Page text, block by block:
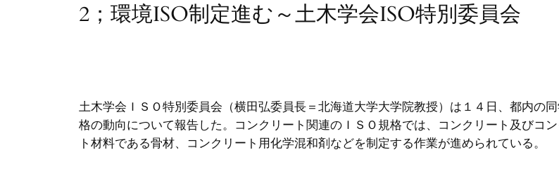
2；環境ISO制定進む～土木学会ISO特別委員会
土木学会ＩＳＯ特別委員会（横田弘委員長＝北海道大学大学院教授）は１４日、都内の
格の動向について報告した。コンクリート関連のＩＳＯ規格では、コンクリート及びコ
ト材料である骨材、コンクリート用化学混和剤などを制定する作業が進められている。